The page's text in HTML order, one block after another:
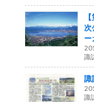
次
ー
諏
諏
諏